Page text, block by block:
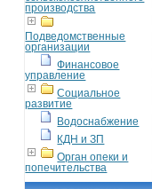
производства
Подведомственные
организации
Финансовое
управление
Социальное
развитие
Водоснабжение
КДН и ЗП
Орган опеки и
попечительства